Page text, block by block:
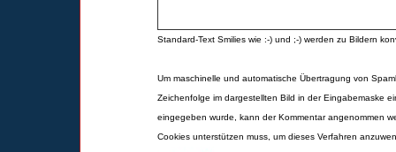
Standard-Text Smilies wie :-) und ;-) werden zu Bildern
Um maschinelle und automatische Übertragung von
Zeichenfolge im dargestellten Bild in der Eingabemaske
eingegeben wurde, kann der Kommentar angenommen
Cookies unterstützen muss, um dieses Verfahren